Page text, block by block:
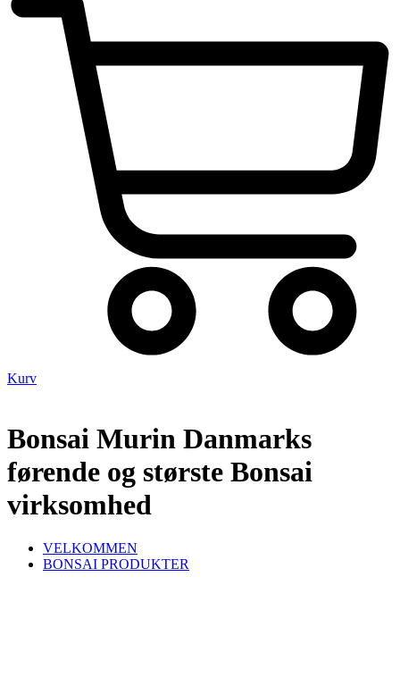
Kurv
Bonsai Murin Danmarks
førende og største Bonsai
virksomhed
VELKOMMEN
BONSAI PRODUKTER